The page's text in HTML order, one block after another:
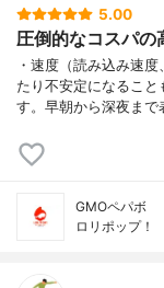
5.00
圧倒的なコスパの
・速度（読み込み速
たり不安定になること
す。早朝から深夜ま
GMOペパボ
ロリポップ！